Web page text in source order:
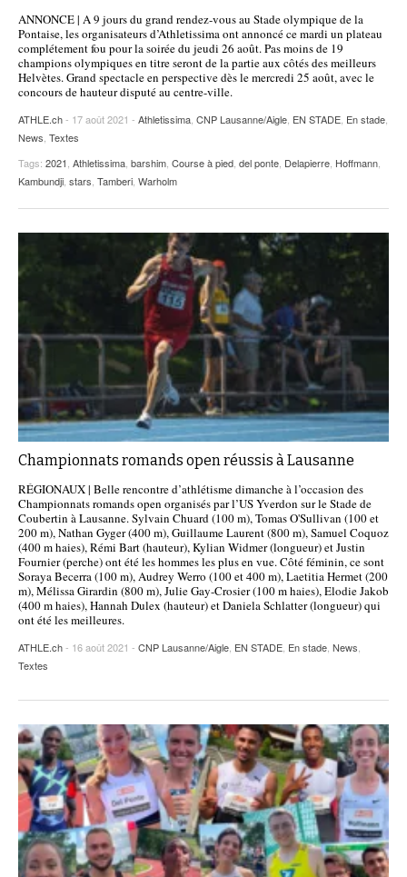
ANNONCE | A 9 jours du grand rendez-vous au Stade olympique de la
Pontaise, les organisateurs d’Athletissima ont annoncé ce mardi un plateau
complétement fou pour la soirée du jeudi 26 août. Pas moins de 19
champions olympiques en titre seront de la partie aux côtés des meilleurs
Helvètes. Grand spectacle en perspective dès le mercredi 25 août, avec le
concours de hauteur disputé au centre-ville.
ATHLE.ch- 17 août 2021 - Athletissima CNP Lausanne/Aigle EN STADE En stade
News Textes
Tags: 2021 Athletissima barshim Course à pied del ponte Delapierre Hoffmann
Kambundji stars Tamberi Warholm
Championnats romands open réussis à Lausanne
RÉGIONAUX | Belle rencontre d’athlétisme dimanche à l’occasion des
Championnats romands open organisés par l’US Yverdon sur le Stade de
Coubertin à Lausanne. Sylvain Chuard (100 m), Tomas O'Sullivan (100 et
200 m), Nathan Gyger (400 m), Guillaume Laurent (800 m), Samuel Coquoz
(400 m haies), Rémi Bart (hauteur), Kylian Widmer (longueur) et Justin
Fournier (perche) ont été les hommes les plus en vue. Côté féminin, ce sont
Soraya Becerra (100 m), Audrey Werro (100 et 400 m), Laetitia Hermet (200
m), Mélissa Girardin (800 m), Julie Gay-Crosier (100 m haies), Elodie Jakob
(400 m haies), Hannah Dulex (hauteur) et Daniela Schlatter (longueur) qui
ont été les meilleures.
ATHLE.ch- 16 août 2021 - CNP Lausanne/Aigle, EN STADE, En stade, News,
Textes